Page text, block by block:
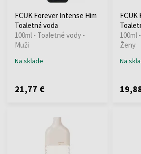
FCUK Forever Intense Him
Toaletná voda
100ml - Toaletné vody -
Muži
Na sklade
21,77 €
FCUK
100ml
Ženy
Na